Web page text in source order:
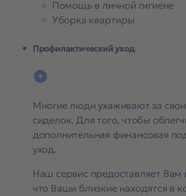
Помощь в личной гигиене
Уборка квартиры
Профилактический уход
Многие люди ухаживают за
сиделок. Для того, чтобы
дополнительная финансовая
уход.
Наш сервис предоставляет
что Ваши близкие находятся в